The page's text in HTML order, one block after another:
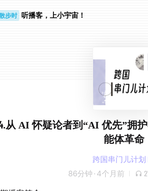
步时 听播客，上小宇宙！
从 AI 怀疑论者到“AI 优先”拥
能体革命
跨国串门儿计划
86分钟 · 4个月前